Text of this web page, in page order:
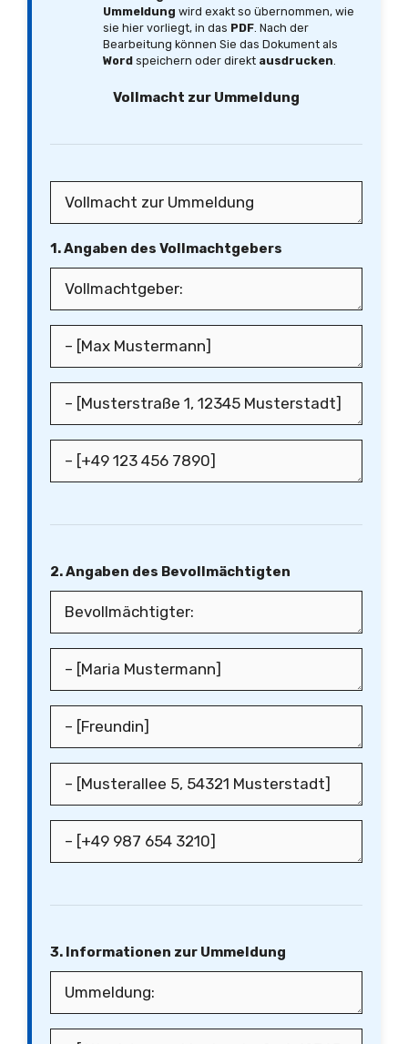
Ummeldung wird exakt so übernommen, wie
sie hier vorliegt, in das PDF. Nach der
Bearbeitung können Sie das Dokument als
Wordspeichern oder direkt ausdrucken.
Vollmacht zur Ummeldung
1. Angaben des Vollmachtgebers
2. Angaben des Bevollmächtigten
3. Informationen zur Ummeldung